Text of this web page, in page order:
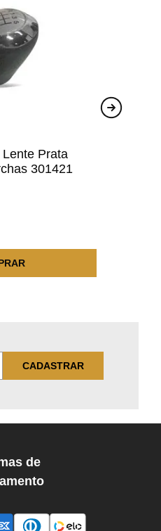
Prata
301421
CADASTRAR
de